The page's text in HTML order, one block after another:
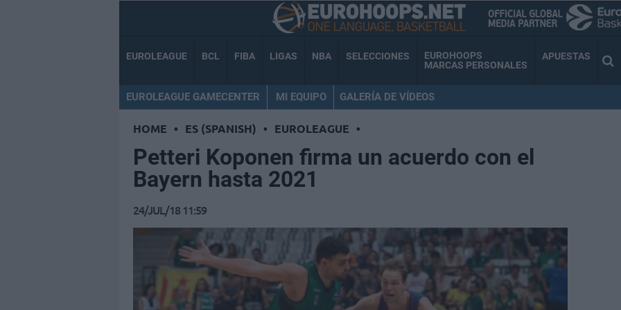
EUROLEAGUE BCL FIBA LIGAS NBA SELECCIONES
EUROHOOPS
MARCAS PERSONALES
APUESTAS
EUROLEAGUE GAMECENTER MI EQUIPO GALERÍA DE VÍDEOS
HOME • ES (SPANISH) • EUROLEAGUE •
Petteri Koponen firma un acuerdo con el
Bayern hasta 2021
24/JUL/18 11:59